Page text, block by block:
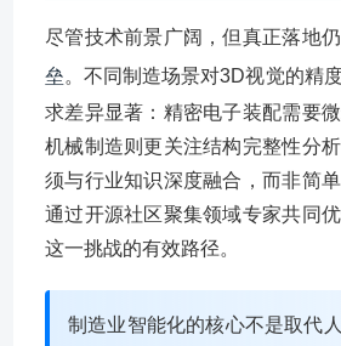
尽管技术前景广阔，但真正落地
垒。不同制造场景对3D视觉的精
求差异显著：精密电子装配需要
机械制造则更关注结构完整性分
须与行业知识深度融合，而非简
通过开源社区聚集领域专家共同
这一挑战的有效路径。
制造业智能化的核心不是取代